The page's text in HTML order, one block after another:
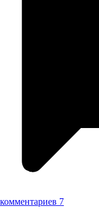
комментариев 7